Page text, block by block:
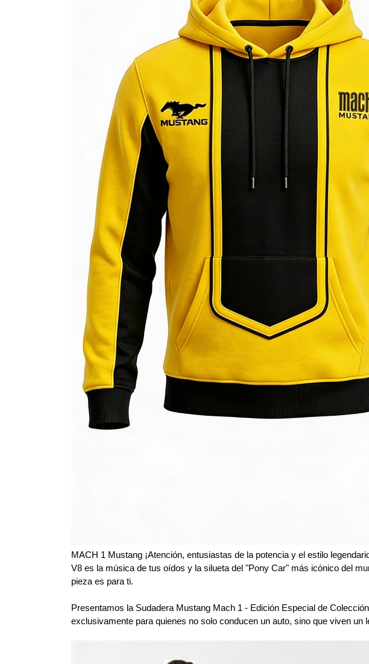
MACH 1 Mustang ¡Atención, entusiastas de la potencia y el estilo
V8 es la música de tus oídos y la silueta del "Pony Car" más icónico del
pieza es para ti.
​Presentamos la Sudadera Mustang Mach 1 - Edición Especial de
exclusivamente para quienes no solo conducen un auto, sino que viven un